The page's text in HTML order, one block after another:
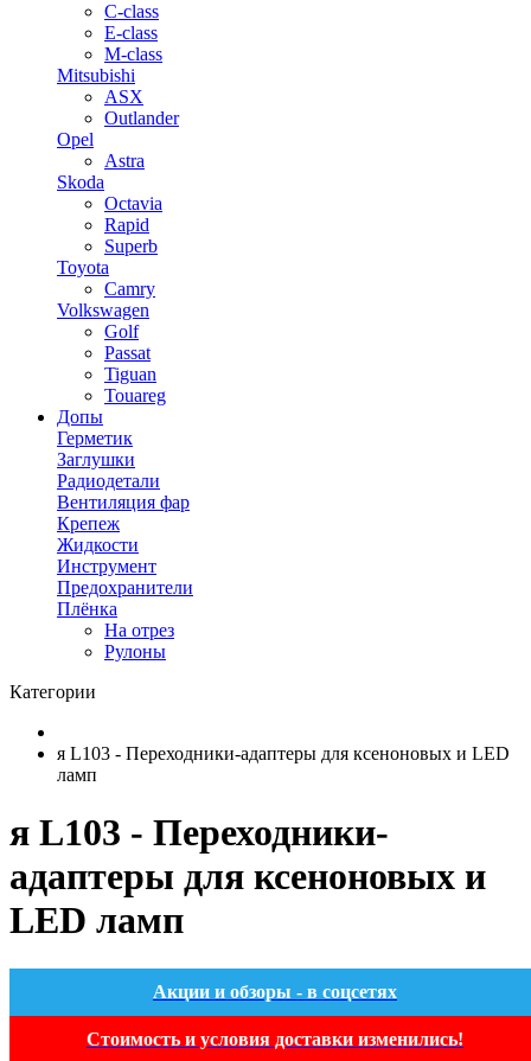
C-class
E-class
M-class
Mitsubishi
ASX
Outlander
Opel
Astra
Skoda
Octavia
Rapid
Superb
Toyota
Camry
Volkswagen
Golf
Passat
Tiguan
Touareg
Допы
Герметик
Заглушки
Радиодетали
Вентиляция фар
Крепеж
Жидкости
Инструмент
Предохранители
Плёнка
На отрез
Рулоны
Категории
я L103 - Переходники-адаптеры для ксеноновых и LED
ламп
я L103 - Переходники-
адаптеры для ксеноновых и
LED ламп
Акции и обзоры - в соцсетях
Стоимость и условия доставки изменились!